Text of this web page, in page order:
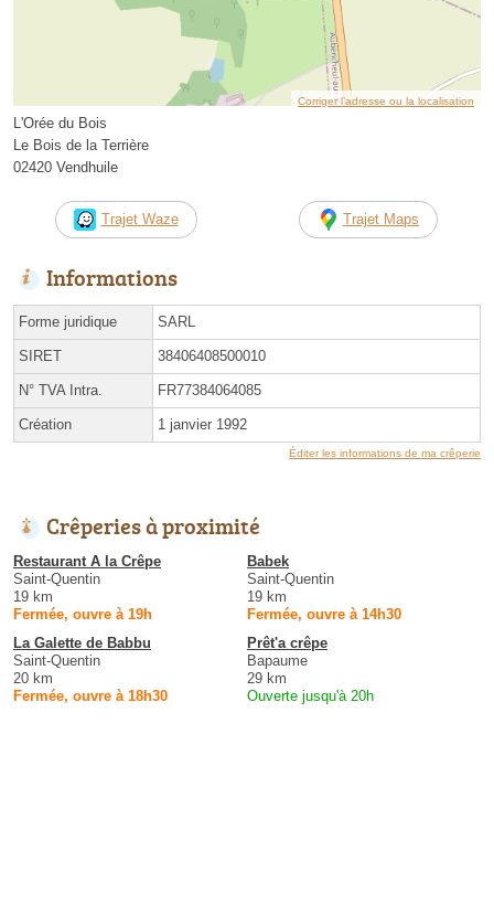
Corriger l’adresse ou la localisation
L'Orée du Bois
Le Bois de la Terrière
02420 Vendhuile
Trajet Waze Trajet Maps
Informations
Forme juridique SARL
SIRET 38406408500010
N° TVA Intra. FR77384064085
Création 1 janvier 1992
Éditer les informations de ma crêperie
Crêperies à proximité
Restaurant A la Crêpe
Saint-Quentin
19 km
Fermée, ouvre à 19h
Babek
Saint-Quentin
19 km
Fermée, ouvre à 14h30
La Galette de Babbu
Saint-Quentin
20 km
Fermée, ouvre à 18h30
Prêt'a crêpe
Bapaume
29 km
Ouverte jusqu'à 20h